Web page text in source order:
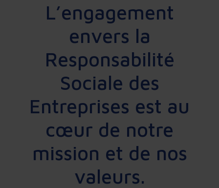
L’engagement
envers la
Responsabilité
Sociale des
Entreprises est au
cœur de notre
mission et de nos
valeurs.